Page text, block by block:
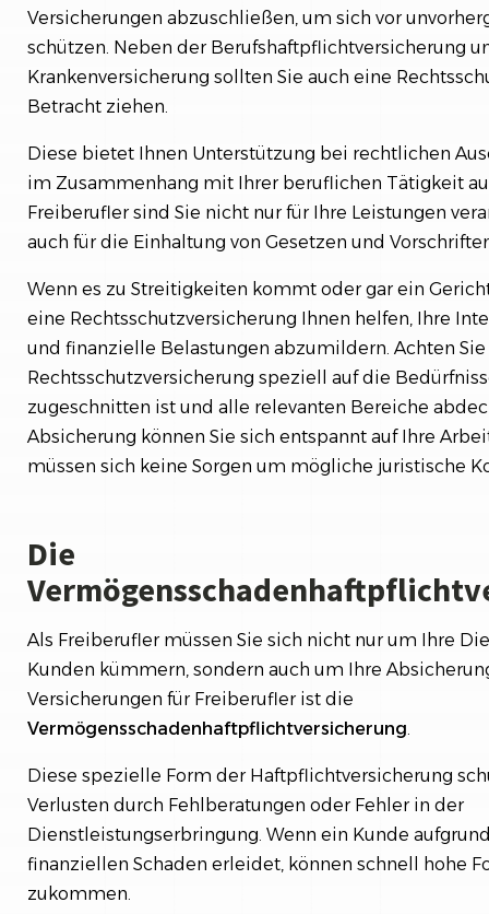
Versicherungen abzuschließen, um sich vor
schützen. Neben der Berufshaftpflichtversicherung
Krankenversicherung sollten Sie auch eine
Betracht ziehen.
Diese bietet Ihnen Unterstützung bei rechtlichen
im Zusammenhang mit Ihrer beruflichen Tätigkeit
Freiberufler sind Sie nicht nur für Ihre Leistungen
auch für die Einhaltung von Gesetzen und
Wenn es zu Streitigkeiten kommt oder gar ein
eine Rechtsschutzversicherung Ihnen helfen, Ihre
und finanzielle Belastungen abzumildern. Achten Sie
Rechtsschutzversicherung speziell auf die
zugeschnitten ist und alle relevanten Bereiche
Absicherung können Sie sich entspannt auf Ihre
müssen sich keine Sorgen um mögliche juristische
Die
Als Freiberufler müssen Sie sich nicht nur um Ihre
Kunden kümmern, sondern auch um Ihre
Versicherungen für Freiberufler ist die
Vermögensschadenhaftpflichtversicherung.
Diese spezielle Form der Haftpflichtversicherung
Verlusten durch Fehlberatungen oder Fehler in der
Dienstleistungserbringung. Wenn ein Kunde
finanziellen Schaden erleidet, können schnell hohe
zukommen.